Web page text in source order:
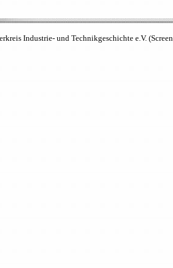
Industrie- und Technikgeschichte e.V.